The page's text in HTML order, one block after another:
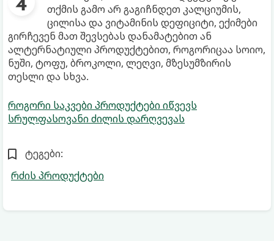
თქმის გამო არ გაგიჩნდეთ კალციუმის,
ცილისა და ვიტამინის დეფიციტი, ექიმები
გირჩევენ მათ შევსებას დანამატებით ან
ალტერნატიული პროდუქტებით, როგორიცაა სოიო,
ნუში, ტოფუ, ბროკოლი, ლეღვი, მზესუმზირის
თესლი და სხვა.
როგორი საკვები პროდუქტები იწვევს
სრულფასოვანი ძილის დარღვევას
ტეგები:
რძის პროდუქტები